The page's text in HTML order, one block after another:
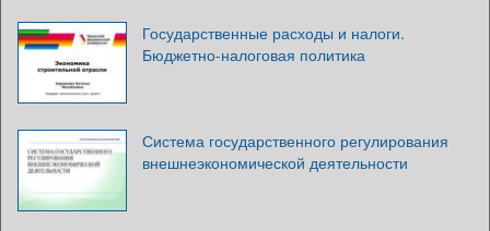
Государственные расходы и налоги.
Бюджетно-налоговая политика
Система государственного регулирования
внешнеэкономической деятельности